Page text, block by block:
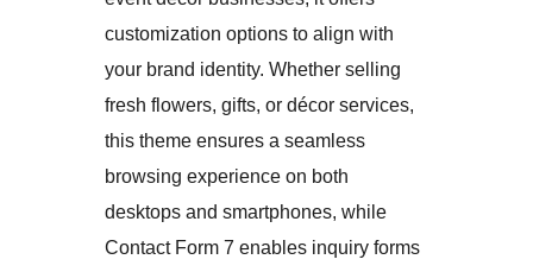
customization options to align with
your brand identity. Whether selling
fresh flowers, gifts, or décor services,
this theme ensures a seamless
browsing experience on both
desktops and smartphones, while
Contact Form 7 enables inquiry forms